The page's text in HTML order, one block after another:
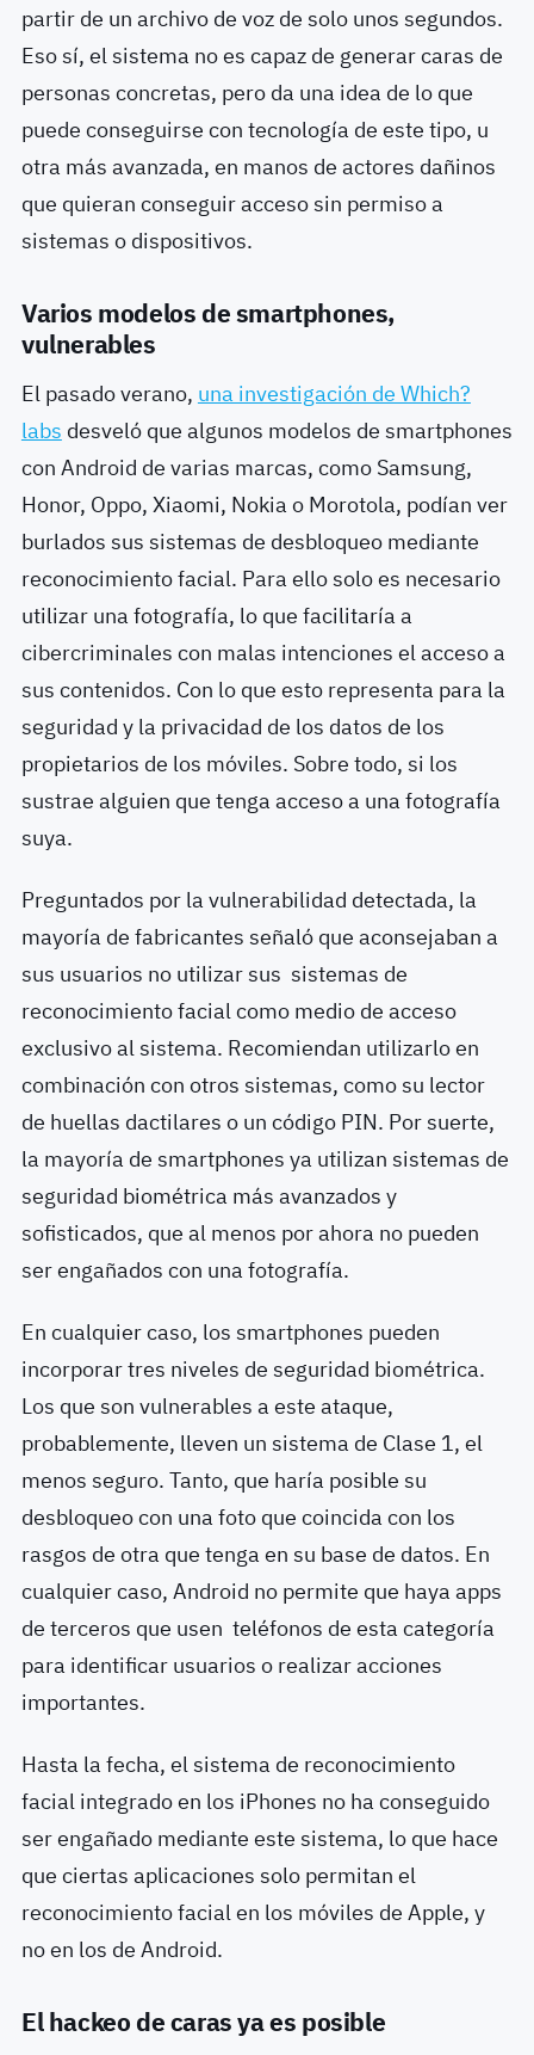
partir de un archivo de voz de solo unos segundos.
Eso sí, el sistema no es capaz de generar caras de
personas concretas, pero da una idea de lo que
puede conseguirse con tecnología de este tipo, u
otra más avanzada, en manos de actores dañinos
que quieran conseguir acceso sin permiso a
sistemas o dispositivos.
Varios modelos de smartphones,
vulnerables
El pasado verano, una investigación de Which?
labs desveló que algunos modelos de smartphones
con Android de varias marcas, como Samsung,
Honor, Oppo, Xiaomi, Nokia o Morotola, podían ver
burlados sus sistemas de desbloqueo mediante
reconocimiento facial. Para ello solo es necesario
utilizar una fotografía, lo que facilitaría a
cibercriminales con malas intenciones el acceso a
sus contenidos. Con lo que esto representa para la
seguridad y la privacidad de los datos de los
propietarios de los móviles. Sobre todo, si los
sustrae alguien que tenga acceso a una fotografía
suya.
Preguntados por la vulnerabilidad detectada, la
mayoría de fabricantes señaló que aconsejaban a
sus usuarios no utilizar sus sistemas de
reconocimiento facial como medio de acceso
exclusivo al sistema. Recomiendan utilizarlo en
combinación con otros sistemas, como su lector
de huellas dactilares o un código PIN. Por suerte,
la mayoría de smartphones ya utilizan sistemas de
seguridad biométrica más avanzados y
sofisticados, que al menos por ahora no pueden
ser engañados con una fotografía.
En cualquier caso, los smartphones pueden
incorporar tres niveles de seguridad biométrica.
Los que son vulnerables a este ataque,
probablemente, lleven un sistema de Clase 1, el
menos seguro. Tanto, que haría posible su
desbloqueo con una foto que coincida con los
rasgos de otra que tenga en su base de datos. En
cualquier caso, Android no permite que haya apps
de terceros que usen teléfonos de esta categoría
para identificar usuarios o realizar acciones
importantes.
Hasta la fecha, el sistema de reconocimiento
facial integrado en los iPhones no ha conseguido
ser engañado mediante este sistema, lo que hace
que ciertas aplicaciones solo permitan el
reconocimiento facial en los móviles de Apple, y
no en los de Android.
El hackeo de caras ya es posible